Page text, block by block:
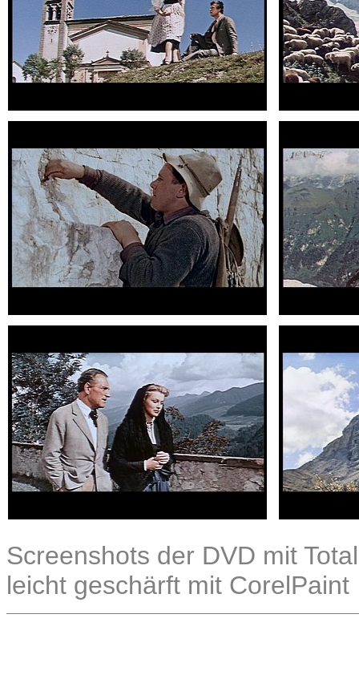
Screenshots der DVD mit
leicht geschärft mit CorelPaint